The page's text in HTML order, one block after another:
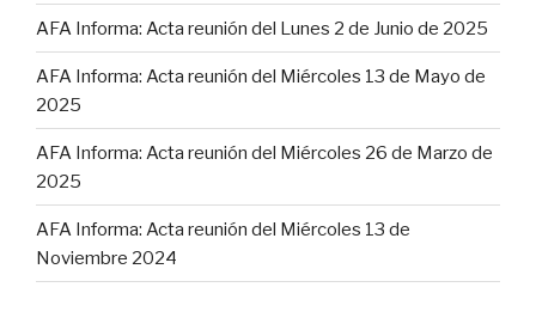
AFA Informa: Acta reunión del Lunes 2 de Junio de 2025
AFA Informa: Acta reunión del Miércoles 13 de Mayo de
2025
AFA Informa: Acta reunión del Miércoles 26 de Marzo de
2025
AFA Informa: Acta reunión del Miércoles 13 de
Noviembre 2024